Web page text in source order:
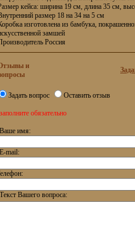
кейса: ширина 19 см, длина 35 см,
размер 18 на 34 на 5 см
изготовлена из бамбука,
замшей
Россия
и
Задать вопрос Оставить отзыв
обязательно
Ваше имя:
E-mail:
Текст Вашего вопроса: